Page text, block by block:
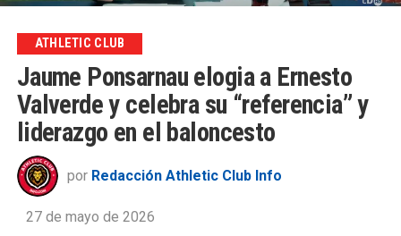
ATHLETIC CLUB
Jaume Ponsarnau elogia a Ernesto
Valverde y celebra su “referencia” y
liderazgo en el baloncesto
por Redacción Athletic Club Info
27 de mayo de 2026